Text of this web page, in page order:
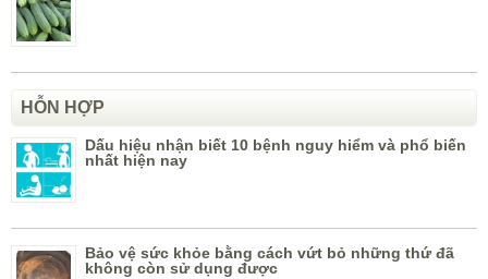
HỖN HỢP
Dấu hiệu nhận biết 10 bệnh nguy hiểm và phổ biến
nhất hiện nay
Bảo vệ sức khỏe bằng cách vứt bỏ những thứ đã
không còn sử dụng được